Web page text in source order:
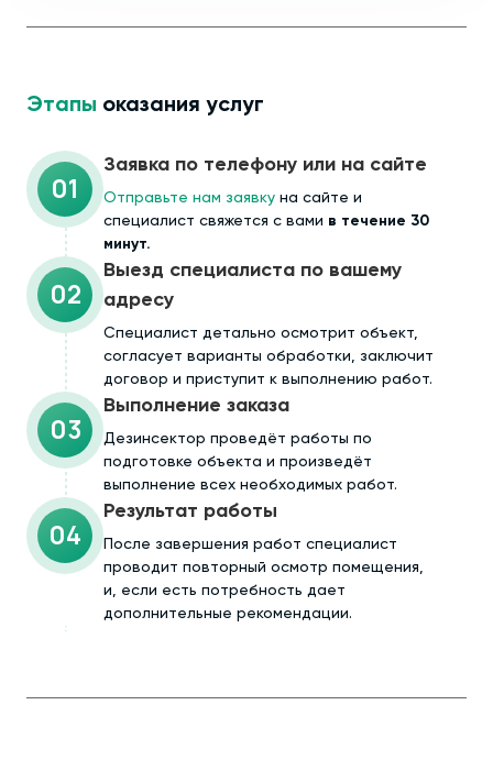
Этапы оказания услуг
01
Заявка по телефону или на сайте
Отправьте нам заявку на сайте и
специалист свяжется с вами в течение 30
минут.
02
Выезд специалиста по вашему
адресу
Cпециалист детально осмотрит объект,
согласует варианты обработки, заключит
договор и приступит к выполнению работ.
03
Выполнение заказа
Дезинсектор проведёт работы по
подготовке объекта и произведёт
выполнение всех необходимых работ.
04
Результат работы
После завершения работ специалист
проводит повторный осмотр помещения,
и, если есть потребность дает
дополнительные рекомендации.